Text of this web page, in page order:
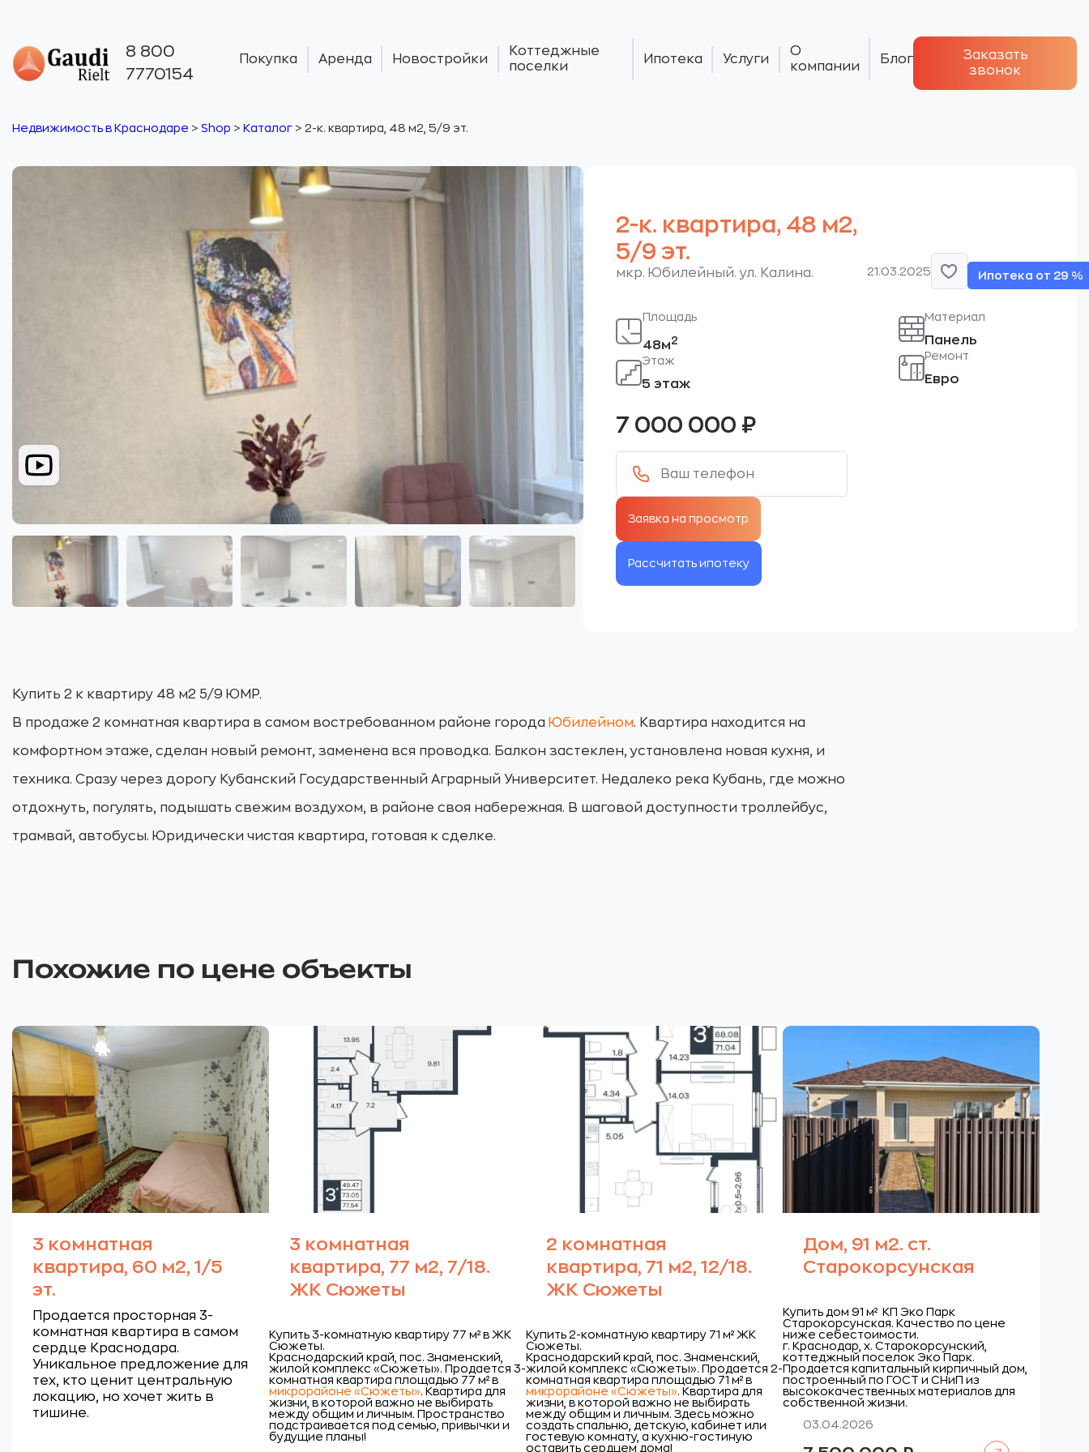
8 800
7770154
Покупка Аренда Новостройки
Коттеджные
поселки
Ипотека Услуги
О
компании
Блог
Заказать
звонок
Недвижимость в Краснодаре > Shop > Каталог > 2-к. квартира, 48 м2, 5/9 эт.
2-к. квартира, 48 м2,
5/9 эт.
мкр. Юбилейный. ул. Калина. 21.03.2025 Ипотека от 29 %
Площадь
48м2
Этаж
5 этаж
Материал
Панель
Ремонт
Евро
7 000 000 ₽
Рассчитать ипотеку
Купить 2 к квартиру 48 м2 5/9 ЮМР.
В продаже 2 комнатная квартира в самом востребованном районе города Юбилейном. Квартира находится на
комфортном этаже, сделан новый ремонт, заменена вся проводка. Балкон застеклен, установлена новая кухня, и
техника. Сразу через дорогу Кубанский Государственный Аграрный Университет. Недалеко река Кубань, где можно
отдохнуть, погулять, подышать свежим воздухом, в районе своя набережная. В шаговой доступности троллейбус,
трамвай, автобусы. Юридически чистая квартира, готовая к сделке.
Похожие по цене объекты
3 комнатная
квартира, 60 м2, 1/5
эт.
Продается просторная 3-
комнатная квартира в самом
сердце Краснодара.
Уникальное предложение для
тех, кто ценит центральную
локацию, но хочет жить в
тишине.
3 комнатная
квартира, 77 м2, 7/18.
ЖК Сюжеты
Купить 3-комнатную квартиру 77 м² в ЖК
Сюжеты.
Краснодарский край, пос. Знаменский,
жилой комплекс «Сюжеты». Продается 3-
комнатная квартира площадью 77 м² в
микрорайоне «Сюжеты». Квартира для
жизни, в которой важно не выбирать
между общим и личным. Пространство
подстраивается под семью, привычки и
будущие планы!
2 комнатная
квартира, 71 м2, 12/18.
ЖК Сюжеты
Купить 2-комнатную квартиру 71 м² ЖК
Сюжеты.
Краснодарский край, пос. Знаменский,
жилой комплекс «Сюжеты». Продается 2-
комнатная квартира площадью 71 м² в
микрорайоне «Сюжеты». Квартира для
жизни, в которой важно не выбирать
между общим и личным. Здесь можно
создать спальню, детскую, кабинет или
гостевую комнату, а кухню-гостиную
оставить сердцем дома!
Дом, 91 м2. ст.
Старокорсунская
Купить дом 91 м² КП Эко Парк
Старокорсунская. Качество по цене
ниже себестоимости.
г. Краснодар, х. Старокорсунский,
коттеджный поселок Эко Парк.
Продается капитальный кирпичный дом,
построенный по ГОСТ и СНиП из
высококачественных материалов для
собственной жизни.
03.04.2026